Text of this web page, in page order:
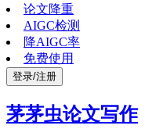
论文降重
AIGC检测
降AIGC率
免费使用
登录/注册
茅茅虫论文写作